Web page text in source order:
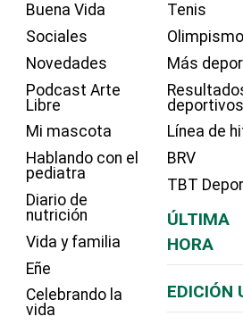
Buena Vida
Sociales
Novedades
Podcast Arte
Libre
Mi mascota
Hablando con el
pediatra
Diario de
nutrición
Vida y familia
Eñe
Celebrando la
vida
Tenis
Olimpismo
Más
deportivos
Línea de
BRV
TBT
ÚLTIMA
HORA
EDICIÓN